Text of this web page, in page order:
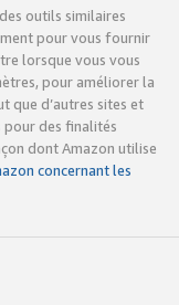
outils similaires
pour vous fournir
lorsque vous vous
pour améliorer la
que d’autres sites et
pour des finalités
dont Amazon utilise
concernant les